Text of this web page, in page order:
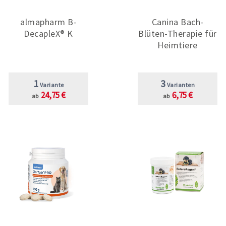
almapharm B-
DecapleX® K
1 Variante
ab 24,75 €
Canina Bach-
Blüten-Therapie für
Heimtiere
3 Varianten
ab 6,75 €